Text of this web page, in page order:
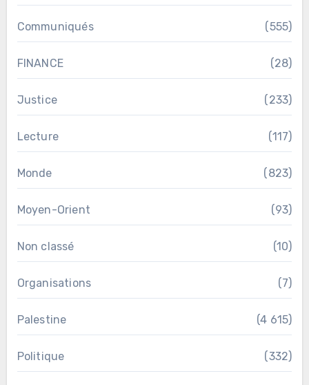
Communiqués (555)
FINANCE (28)
Justice (233)
Lecture (117)
Monde (823)
Moyen-Orient (93)
Non classé (10)
Organisations (7)
Palestine (4 615)
Politique (332)